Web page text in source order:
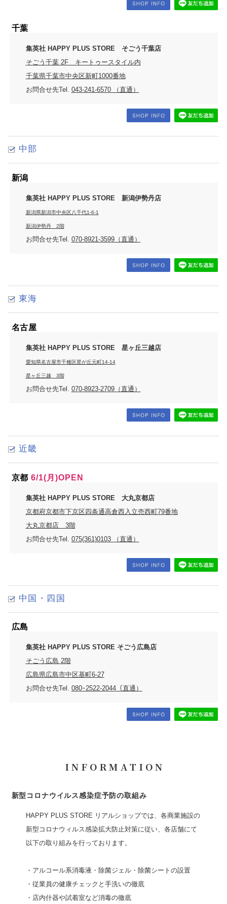
千葉
集英社 HAPPY PLUS STORE そごう千葉店
そごう千葉 2F キートゥースタイル内
千葉県千葉市中央区新町1000番地
お問合せ先Tel. 043-241-6570 （直通）
中部
新潟
集英社 HAPPY PLUS STORE 新潟伊勢丹店
新潟県新潟市中央区八千代1-6-1
新潟伊勢丹 2階
お問合せ先Tel. 070-8921-3599（直通）
東海
名古屋
集英社 HAPPY PLUS STORE 星ヶ丘三越店
愛知県名古屋市千種区星が丘元町14-14
星ヶ丘三越 3階
お問合せ先Tel. 070-8923-2709（直通）
近畿
京都 6/1(月)OPEN
集英社 HAPPY PLUS STORE 大丸京都店
京都府京都市下京区四条通高倉西入立売西町79番地
大丸京都店 3階
お問合せ先Tel. 075(361)0103 （直通）
中国・四国
広島
集英社 HAPPY PLUS STORE そごう広島店
そごう広島 2階
広島県広島市中区基町6-27
お問合せ先Tel. 080ｰ2522-2044（直通）
I N F O R M A T I O N
新型コロナウイルス感染症予防の取組み
HAPPY PLUS STORE リアルショップでは、各商業施設の
新型コロナウィルス感染拡大防止対策に従い、各店舗にて
以下の取り組みを行っております。
・アルコール系消毒液・除菌ジェル・除菌シートの設置
・従業員の健康チェックと手洗いの徹底
・店内什器や試着室など消毒の徹底